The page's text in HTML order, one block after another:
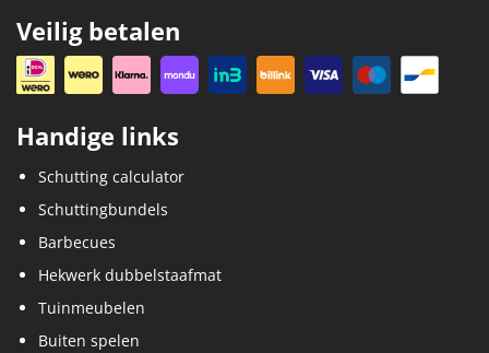
Veilig betalen
Handige links
Schutting calculator
Schuttingbundels
Barbecues
Hekwerk dubbelstaafmat
Tuinmeubelen
Buiten spelen